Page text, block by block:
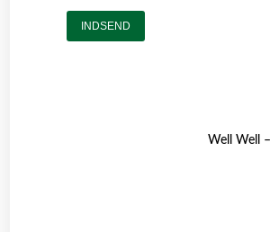
INDSEND
Well Well